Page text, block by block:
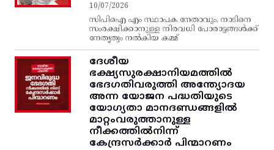
10/07/2026
സിപിഐ എം സ്ഥാപക നേതാവും, നാടിനെ
സംരക്ഷിക്കാനുള്ള നിരവധി പോരാട്ടങ്ങള്‍ക്ക്‌
നേതൃത്വം നല്‍കിയ കമ്മ്
ദേശീയ
ഭക്ഷ്യസുരക്ഷാനിയമത്തിൽ
ഭേദഗതിവരുത്തി അന്ത്യോദയ
അന്ന യോജന പദ്ധതിയുടെ
യോഗ്യതാ മാനദണ്ഡങ്ങളിൽ
മാറ്റംവരുത്താനുള്ള
നീക്കത്തിൽനിന്ന്‌
കേന്ദ്രസർക്കാർ പിന്മാറണം